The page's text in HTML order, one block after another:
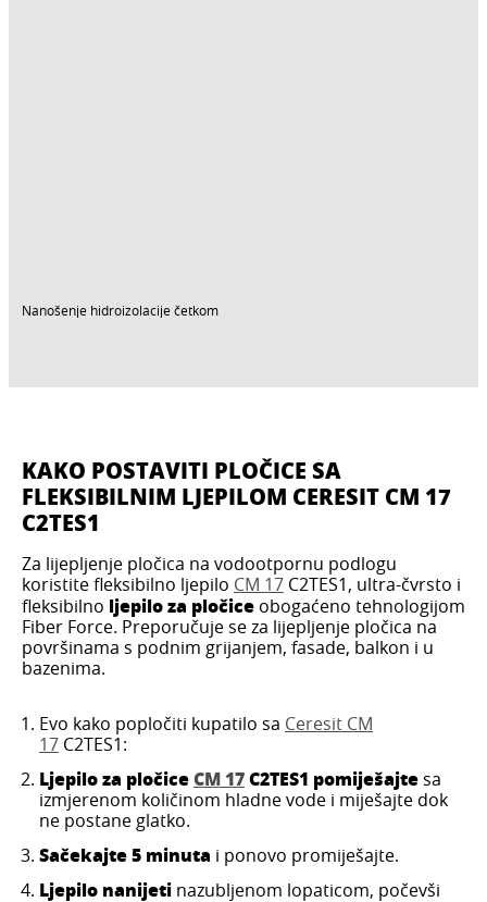
Nanošenje hidroizolacije četkom
KAKO POSTAVITI PLOČICE SA
FLEKSIBILNIM LJEPILOM CERESIT CM 17
C2TES1
Za lijepljenje pločica na vodootpornu podlogu
koristite fleksibilno ljepilo CM 17 C2TES1, ultra-čvrsto i
fleksibilno ljepilo za pločice obogaćeno tehnologijom
Fiber Force. Preporučuje se za lijepljenje pločica na
površinama s podnim grijanjem, fasade, balkon i u
bazenima.
Evo kako popločiti kupatilo sa Ceresit CM
17 C2TES1:
Ljepilo za pločiceCM 17C2TES1 pomiješajtesa
izmjerenom količinom hladne vode i miješajte dok
ne postane glatko.
Sačekajte 5 minuta i ponovo promiješajte.
Ljepilo nanijeti nazubljenom lopaticom, počevši